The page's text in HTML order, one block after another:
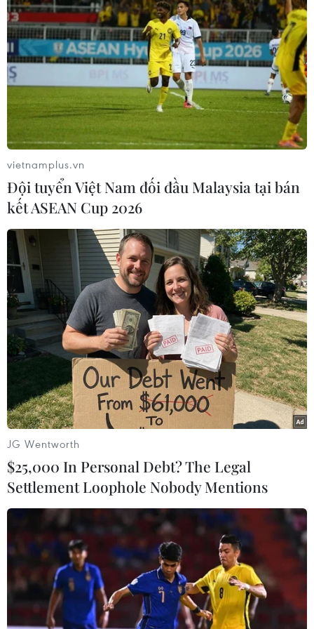
trước đã cho phép Ukraine nối lại hoạt động xuất khẩu
ngũ cốc qua biển Đen và đảm bảo lương thực và phân
bón của Nga không chịu các lệnh trừng phạt.
Ukraine: Thêm 5 tàu chở ngũ cốc cùng
khởi hành từ Chornomorsk
17/08/2022 14:50
Năm tàu là số lượng tàu chở hàng nông sản nhiều nhất
được triển khai theo thỏa thuận xuất khẩu ngũ cốc do
Ukraine và Nga ký hồi tháng 7 vừa qua dưới sự bảo
lãnh của Liên hợp quốc và Thổ Nhĩ Kỳ.
vietnamplus.vn
Đội tuyển Việt Nam đối đầu Malaysia tại bán
kết ASEAN Cup 2026
JG Wentworth
$25,000 In Personal Debt? The Legal
Settlement Loophole Nobody Mentions